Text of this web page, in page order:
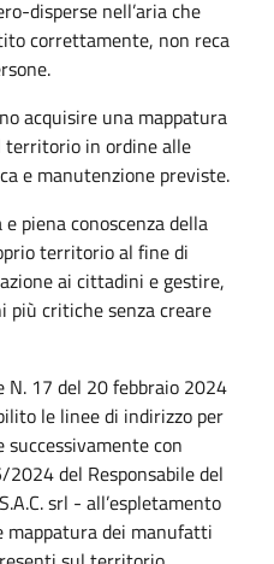
disperse nell’aria che
correttamente, non reca
acquisire una mappatura
territorio in ordine alle
e manutenzione previste.
piena conoscenza della
territorio al fine di
ai cittadini e gestire,
più critiche senza creare
N. 17 del 20 febbraio 2024
le linee di indirizzo per
con
del Responsabile del
srl - all’espletamento
mappatura dei manufatti